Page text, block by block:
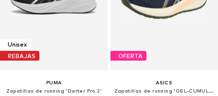
Unisex
REBAJAS
PUMA
Zapatillas de running 'Darter Pro 2'
OFERTA
ASICS
Zapatillas de running 'GEL-CUMULUS 28'